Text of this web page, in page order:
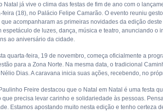
Natal já vive o clima das festas de fim de ano com o
feira (18), no Palácio Felipe Camarão. O evento reuniu
acompanharam as primeiras novidades da edição
espetáculo de luzes, dança, música e teatro, anunciando
ao aniversário da cidade.
quarta-feira, 19 de novembro, começa oficialmente a
para a Zona Norte. Na mesma data, o tradicional
Dias. A caravana inicia suas ações, recebendo, no
Freire destacou que o Natal em Natal é uma festa
que precisa levar carinho e solidariedade às pessoas.
Estamos apostando muito nesta edição e tenho certeza